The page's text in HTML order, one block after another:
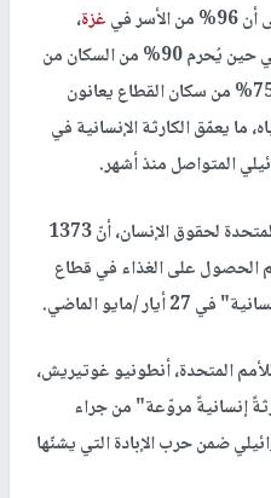
في غزة،
يواجهون انعداماً في الأمن المائي، في حين يُحرم 90% من السكان من
مياه الشرب الآمنة. كما لفتت إلى أن 75% من سكان القطاع يعانون
ما يعمّق الكارثة الإنسانية في
المتواصل منذ أشهر.
وفي وقتٍ سابق، أعلن مكتب الأمم المتحدة لحقوق الإنسان، أنّ 1373
الحصول على الغذاء في قطاع
في 27 أيار /مايو الماضي.
المتحدة، أنطونيو غوتيريش،
إنسانيةً مروّعة" من جراء
ضمن حرب الإبادة التي يشنّها